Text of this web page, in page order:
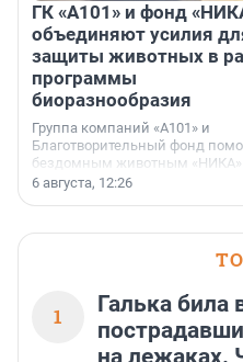
ГК «А101» и фонд
объединяют усилия
защиты животных в
программы
биоразнообразия
Группа компаний «А101» и
Благотворительный фонд
бездомным животным «НИКА»
заключили соглашение о
6 августа, 12:26
1
Галька била
на лежаках.